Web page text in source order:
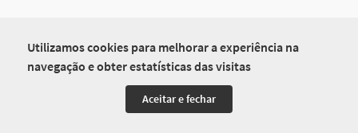
Utilizamos cookies para melhorar a experiência na
navegação e obter estatísticas das visitas
Aceitar e fechar